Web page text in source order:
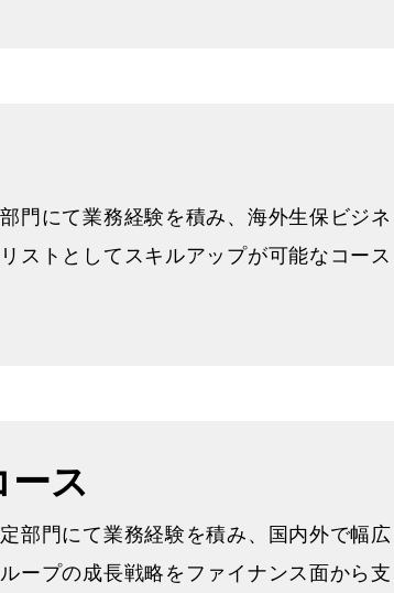
門にて業務経験を積み、海外生保ビジネ
ストとしてスキルアップが可能なコース
ース
部門にて業務経験を積み、国内外で幅広
ープの成長戦略をファイナンス面から支